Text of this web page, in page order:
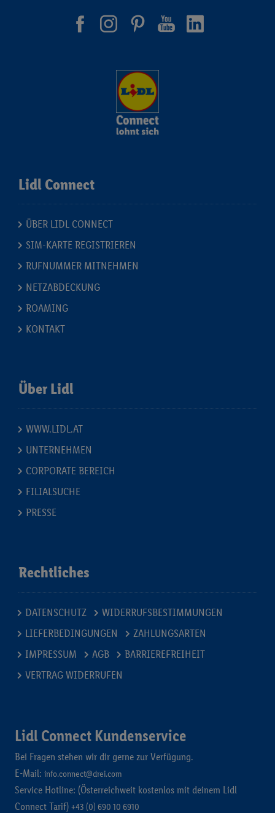
Lidl Connect
ÜBER LIDL CONNECT
SIM-KARTE REGISTRIEREN
RUFNUMMER MITNEHMEN
NETZABDECKUNG
ROAMING
KONTAKT
Über Lidl
WWW.LIDL.AT
UNTERNEHMEN
CORPORATE BEREICH
FILIALSUCHE
PRESSE
Rechtliches
DATENSCHUTZ
WIDERRUFSBESTIMMUNGEN
LIEFERBEDINGUNGEN
ZAHLUNGSARTEN
IMPRESSUM
AGB
BARRIEREFREIHEIT
VERTRAG WIDERRUFEN
Lidl Connect Kundenservice
Bei Fragen stehen wir dir gerne zur Verfügung.
E-Mail: info.connect@drei.com
Service Hotline: (Österreichweit kostenlos mit deinem Lidl
Connect Tarif) +43 (0) 690 10 6910